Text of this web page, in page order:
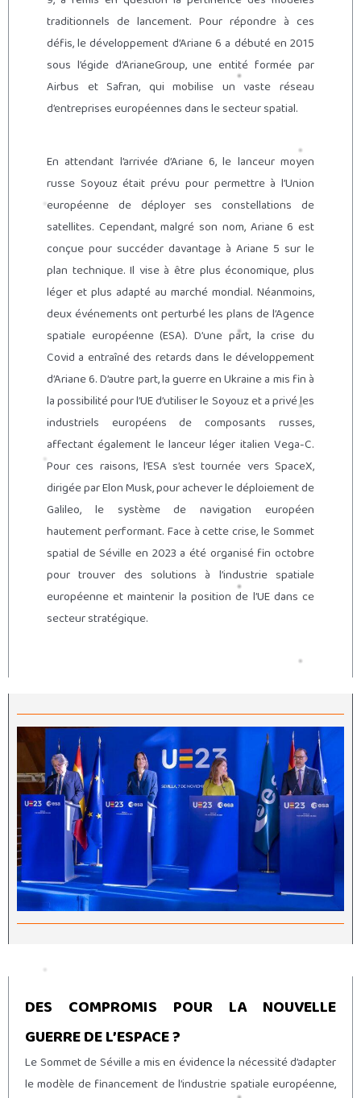
traditionnels de lancement. Pour répondre à ces
défis, le développement d’Ariane 6 a débuté en 2015
sous l’égide d’ArianeGroup, une entité formée par
Airbus et Safran, qui mobilise un vaste réseau
d’entreprises européennes dans le secteur spatial.
En attendant l’arrivée d’Ariane 6, le lanceur moyen
russe Soyouz était prévu pour permettre à l’Union
européenne de déployer ses constellations de
satellites. Cependant, malgré son nom, Ariane 6 est
conçue pour succéder davantage à Ariane 5 sur le
plan technique. Il vise à être plus économique, plus
léger et plus adapté au marché mondial. Néanmoins,
deux événements ont perturbé les plans de l’Agence
spatiale européenne (ESA). D’une part, la crise du
Covid a entraîné des retards dans le développement
d’Ariane 6. D’autre part, la guerre en Ukraine a mis fin à
la possibilité pour l’UE d’utiliser le Soyouz et a privé les
industriels européens de composants russes,
affectant également le lanceur léger italien Vega-C.
Pour ces raisons, l’ESA s’est tournée vers SpaceX,
dirigée par Elon Musk, pour achever le déploiement de
Galileo, le système de navigation européen
hautement performant. Face à cette crise, le Sommet
spatial de Séville en 2023 a été organisé fin octobre
pour trouver des solutions à l’industrie spatiale
européenne et maintenir la position de l’UE dans ce
secteur stratégique.
DES COMPROMIS POUR LA NOUVELLE
GUERRE DE L’ESPACE ?
Le Sommet de Séville a mis en évidence la nécessité d’adapter
le modèle de financement de l’industrie spatiale européenne,